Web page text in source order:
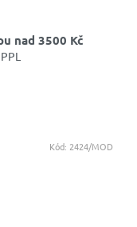
nad 3500 Kč
Kód: 2424/MOD